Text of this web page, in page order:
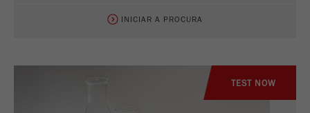
INICIAR A PROCURA
TEST NOW